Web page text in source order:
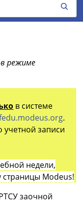
режиме
в системе
.
учетной записи
недели,
страницы Modeus!
заочной